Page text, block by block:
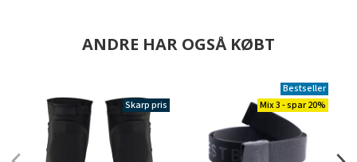
ANDRE HAR OGSÅ KØBT
Skarp pris
Bestseller
Mix 3 - spar 20%